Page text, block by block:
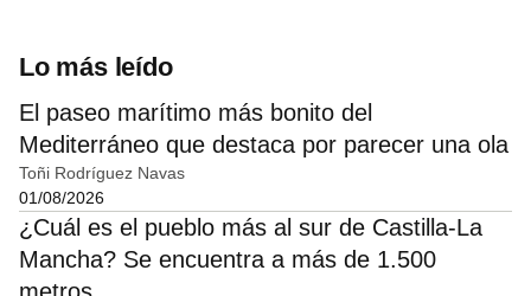
Lo más leído
El paseo marítimo más bonito del
Mediterráneo que destaca por parecer una ola
Toñi Rodríguez Navas
01/08/2026
¿Cuál es el pueblo más al sur de Castilla-La
Mancha? Se encuentra a más de 1.500